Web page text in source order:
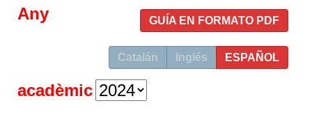
GUÍA EN FORMATO PDF
Catalán Inglés ESPAÑOL
Any
acadèmic